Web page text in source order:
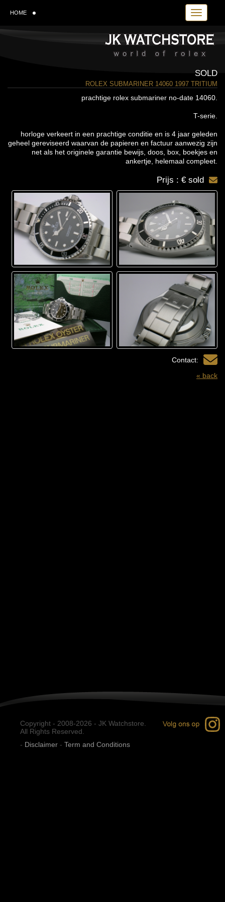
Toggle
HOME
SOLD
ROLEX SUBMARINER 14060 1997 TRITIUM
prachtige rolex submariner no-date 14060.
T-serie.
horloge verkeert in een prachtige conditie en is 4 jaar geleden
geheel gereviseerd waarvan de papieren en factuur aanwezig zijn
net als het originele garantie bewijs, doos, box, boekjes en
ankertje, helemaal compleet.
Prijs : € sold
Contact:
« back
Copyright - 2008-2026 - JK Watchstore.
All Rights Reserved.
- Disclaimer - Term and Conditions